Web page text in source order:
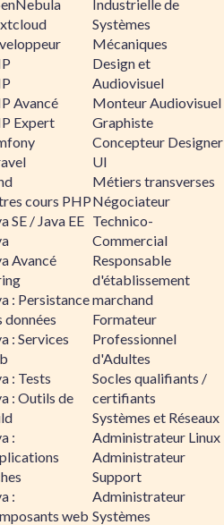
Avancé
Expert
cours PHP
SE / Java EE
Avancé
: Persistance
données
: Services
: Tests
: Outils de
:
:
web
Industrielle de
Systèmes
Mécaniques
Design et
Audiovisuel
Monteur Audiovisuel
Graphiste
Concepteur Designer
UI
Métiers transverses
Négociateur
Technico-
Commercial
Responsable
d'établissement
marchand
Formateur
Professionnel
d'Adultes
Socles qualifiants /
certifiants
Systèmes et Réseaux
Administrateur Linux
Administrateur
Support
Administrateur
Systèmes